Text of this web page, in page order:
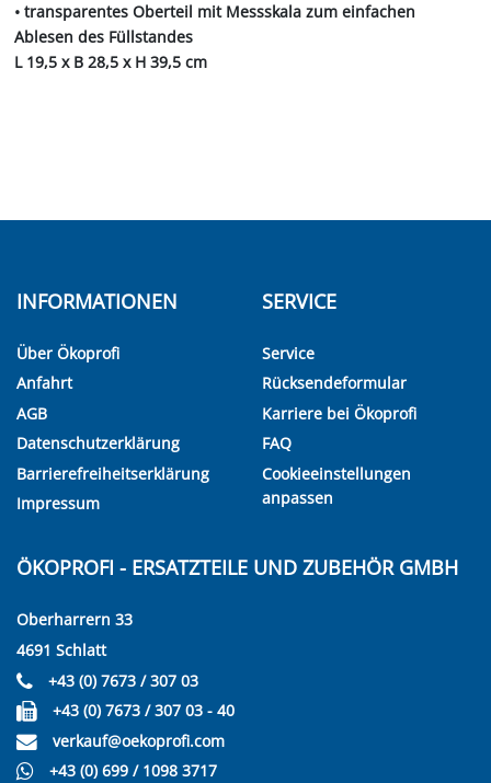
• transparentes Oberteil mit Messskala zum einfachen
Ablesen des Füllstandes
L 19,5 x B 28,5 x H 39,5 cm
INFORMATIONEN
Über Ökoprofi
Anfahrt
AGB
Datenschutzerklärung
Barrierefreiheitserklärung
Impressum
SERVICE
Service
Rücksendeformular
Karriere bei Ökoprofi
FAQ
Cookieeinstellungen
anpassen
ÖKOPROFI - ERSATZTEILE UND ZUBEHÖR GMBH
Oberharrern 33
4691 Schlatt
+43 (0) 7673 / 307 03
+43 (0) 7673 / 307 03 - 40
verkauf@oekoprofi.com
+43 (0) 699 / 1098 3717